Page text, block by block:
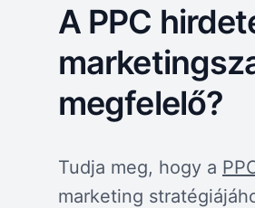
A PPC
megfelelő?
Tudja meg, hogy a
marketing